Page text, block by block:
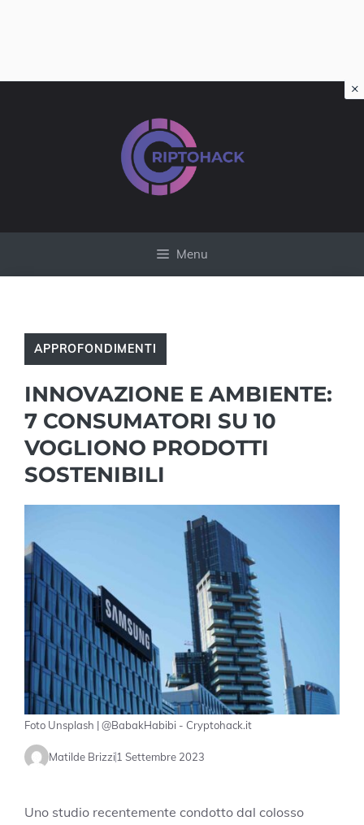
Menu
APPROFONDIMENTI
INNOVAZIONE E AMBIENTE:
7 CONSUMATORI SU 10
VOGLIONO PRODOTTI
SOSTENIBILI
Foto Unsplash | @BabakHabibi - Cryptohack.it
Matilde Brizzi1 Settembre 2023
Uno studio recentemente condotto dal colosso
×